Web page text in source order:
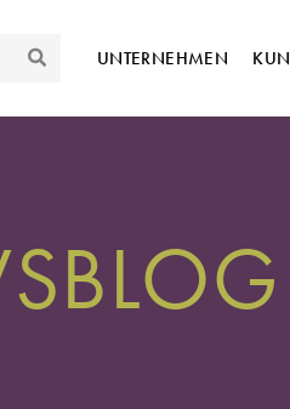
UNTERNEHMEN